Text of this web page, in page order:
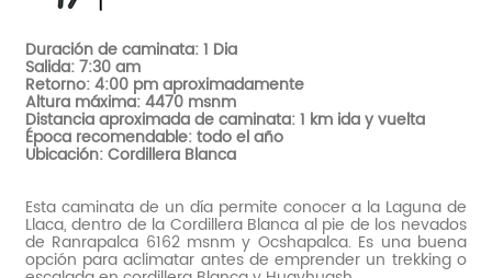
Duración de caminata: 1 Dia
Salida: 7:30 am
Retorno: 4:00 pm aproximadamente
Altura máxima: 4470 msnm
Distancia aproximada de caminata: 1 km ida y vuelta
Época recomendable: todo el año
Ubicación: Cordillera Blanca
Esta caminata de un día permite conocer a la Laguna de
Llaca, dentro de la Cordillera Blanca al pie de los nevados
de Ranrapalca 6162 msnm y Ocshapalca. Es una buena
opción para aclimatar antes de emprender un trekking o